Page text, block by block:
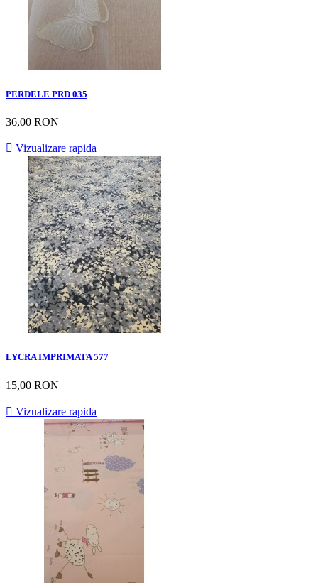
PERDELE PRD 035
36,00 RON
 Vizualizare rapida
LYCRA IMPRIMATA 577
15,00 RON
 Vizualizare rapida